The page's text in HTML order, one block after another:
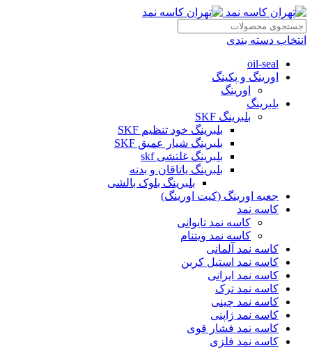
انتخاب دسته بندی
oil-seal
اورینگ و پکینگ
اورینگ
بلبرینگ
بلبرینگ SKF
بلبرینگ خود تنظیم SKF
بلبرینگ شیار عمیق SKF
بلبرینگ غلتشی skf
بلبرینگ یاتاقان و بدنه
بلبرینگ بلوک بالشی
جعبه اورینگ (کیت اورینگ)
کاسه نمد
کاسه نمد تایوانی
کاسه نمد ویتنام
کاسه نمد آلمانی
کاسه نمد استیل کربن
کاسه نمد ایرانی
کاسه نمد ترک
کاسه نمد چینی
کاسه نمد ژاپنی
کاسه نمد فشار قوی
کاسه نمد فلزی